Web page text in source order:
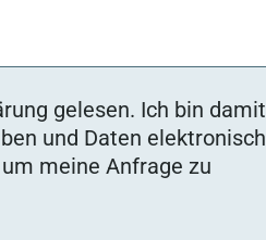
gelesen. Ich bin damit
und Daten elektronisch
meine Anfrage zu